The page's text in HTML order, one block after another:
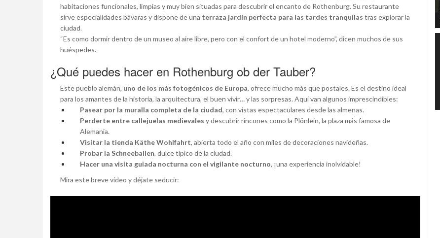
habitaciones funcionales, limpias y muy bien situadas para descubrir el encanto de Rothenburg. Su restaurante
sirve especialidades bávaras y dispone de una terraza jardín perfecta para las tardes tranquilas tras explorar la
ciudad.
“Es como dormir dentro de un museo al aire libre, pero con el confort de un hotel moderno”, dicen muchos de sus
huéspedes.
¿Qué puedes hacer en Rothenburg ob der Tauber?
Este pueblo alemán, uno de los más fotogénicos de Europa, ofrece mucho más que postales. Es el destino ideal
para los amantes de la historia, la arquitectura, el buen vivir… y las sorpresas. Aquí van algunos imprescindibles:
Pasear por la muralla completa de la ciudad, con vistas espectaculares desde las almenas.
Perderte entre callejuelas medievales y descubrir rincones como la Plönlein, la plaza más famosa de
Alemania.
Visitar la tienda Käthe Wohlfahrt, abierta todo el año con miles de decoraciones navideñas.
Probar la Schneeballen, dulce típico de la ciudad.
Hacer una visita guiada nocturna con el vigilante nocturno, ¡una experiencia inolvidable!
Mira este breve vídeo y déjate seducir: